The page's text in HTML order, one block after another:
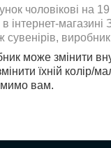
чоловікові на
в інтернет-
сувенірів,
може змінити
їхній колір/
вам.